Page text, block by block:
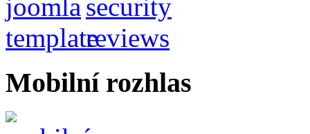
Mobilní rozhlas